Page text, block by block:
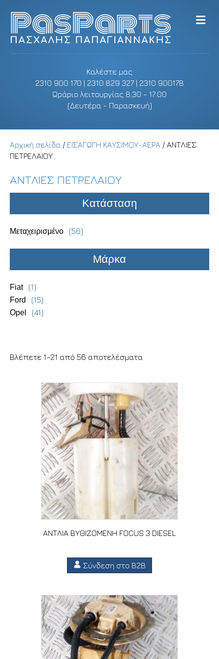
Καλέστε μας
2310 900 170 | 2310 829 327 | 2310 900178
Ωράριο λειτουργίας 8:30 - 17:00
(Δευτέρα - Παρασκευή)
M
e
Αρχική σελίδα / ΕΙΣΑΓΩΓΗ ΚΑΥΣΙΜΟΥ-ΑΕΡΑ / ΑΝΤΛΙΕΣ
ΠΕΤΡΕΛΑΙΟΥ
ΑΝΤΛΙΕΣ ΠΕΤΡΕΛΑΙΟΥ
Κατάσταση
Μεταχειρισμένο (56)
Μάρκα
Fiat (1)
Ford (15)
Opel (41)
Βλέπετε 1–21 από 56 αποτελέσματα
ΑΝΤΛΙΑ ΒΥΘΙΖΟΜΕΝΗ FOCUS 3 DIESEL
Σύνδεση στο B2B